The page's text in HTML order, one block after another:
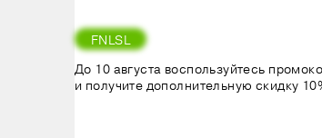
FNLSL
До 10 августа воспользуйтесь
и получите дополнительную скидку